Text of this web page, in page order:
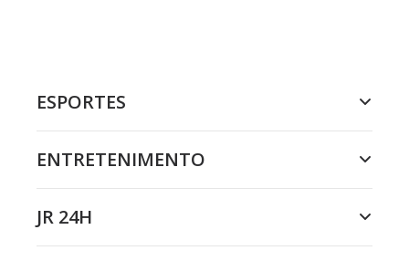
ESPORTES
ENTRETENIMENTO
JR 24H